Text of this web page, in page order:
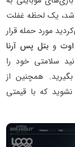
یک لحظه غفلت
مورد حمله قرار
اوتو بتل پس آرنا
سلامتی خود را
همچنین از
که با قیمتی